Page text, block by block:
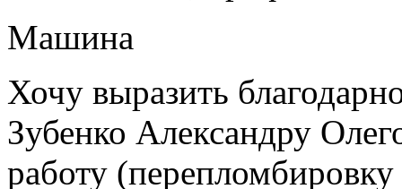
Машина
Хочу выразить
Зубенко Александру
работу